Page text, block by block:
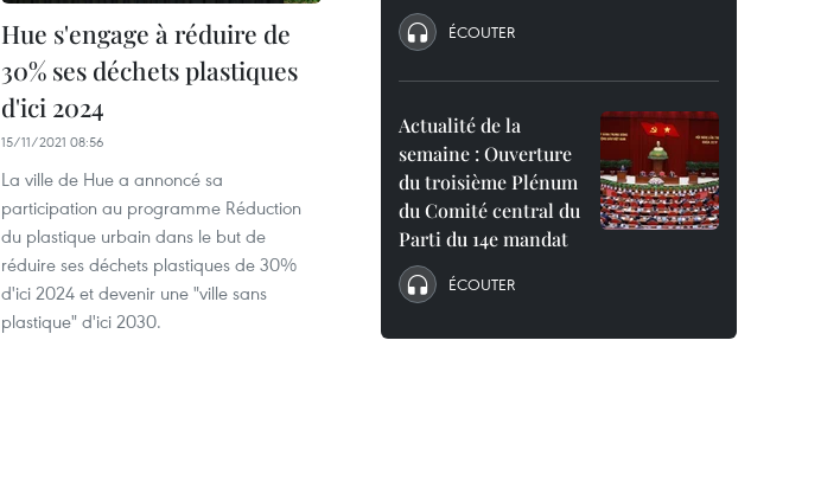
Hue s'engage à réduire de
30% ses déchets plastiques
d'ici 2024
15/11/2021 08:56
La ville de Hue a annoncé sa
participation au programme Réduction
du plastique urbain dans le but de
réduire ses déchets plastiques de 30%
d'ici 2024 et devenir une "ville sans
plastique" d'ici 2030. ​
ÉCOUTER
Actualité de la
semaine : Ouverture
du troisième Plénum
du Comité central du
Parti du 14e mandat
ÉCOUTER